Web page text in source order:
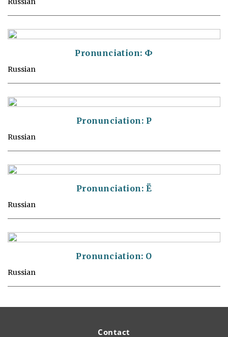
Pronunciation: Ф
Russian
Pronunciation: P
Russian
Pronunciation: Ё
Russian
Pronunciation: O
Russian
Contact